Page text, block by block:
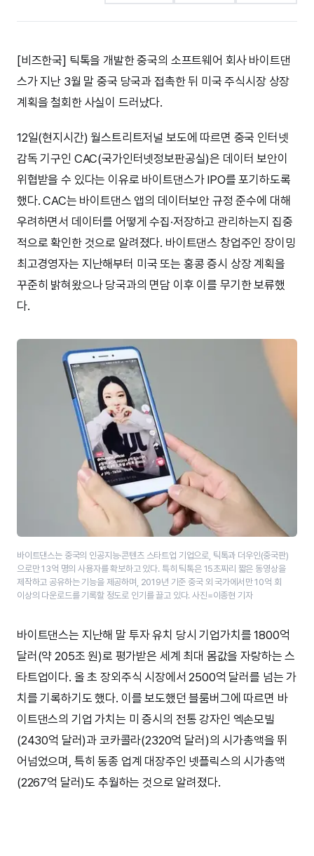
[비즈한국] 틱톡을 개발한 중국의 소프트웨어 회사 바이트댄
스가 지난 3월 말 중국 당국과 접촉한 뒤 미국 주식시장 상장
계획을 철회한 사실이 드러났다.
12일(현지시간) 월스트리트저널 보도에 따르면 중국 인터넷
감독 기구인 CAC(국가인터넷정보판공실)은 데이터 보안이
위협받을 수 있다는 이유로 바이트댄스가 IPO를 포기하도록
했다. CAC는 바이트댄스 앱의 데이터보안 규정 준수에 대해
우려하면서 데이터를 어떻게 수집·저장하고 관리하는지 집중
적으로 확인한 것으로 알려졌다. 바이트댄스 창업주인 장이밍
최고경영자는 지난해부터 미국 또는 홍콩 증시 상장 계획을
꾸준히 밝혀왔으나 당국과의 면담 이후 이를 무기한 보류했
다.
바이트댄스는 중국의 인공지능·콘텐츠 스타트업 기업으로, 틱톡과 더우인(중국판)
으로만 13억 명의 사용자를 확보하고 있다. 특히 틱톡은 15초짜리 짧은 동영상을
제작하고 공유하는 기능을 제공하며, 2019년 기준 중국 외 국가에서만 10억 회
이상의 다운로드를 기록할 정도로 인기를 끌고 있다. 사진=이종현 기자
바이트댄스는 지난해 말 투자 유치 당시 기업가치를 1800억
달러(약 205조 원)로 평가받은 세계 최대 몸값을 자랑하는 스
타트업이다. 올 초 장외주식 시장에서 2500억 달러를 넘는 가
치를 기록하기도 했다. 이를 보도했던 블룸버그에 따르면 바
이트댄스의 기업 가치는 미 증시의 전통 강자인 엑손모빌
(2430억 달러)과 코카콜라(2320억 달러)의 시가총액을 뛰
어넘었으며, 특히 동종 업계 대장주인 넷플릭스의 시가총액
(2267억 달러)도 추월하는 것으로 알려졌다.